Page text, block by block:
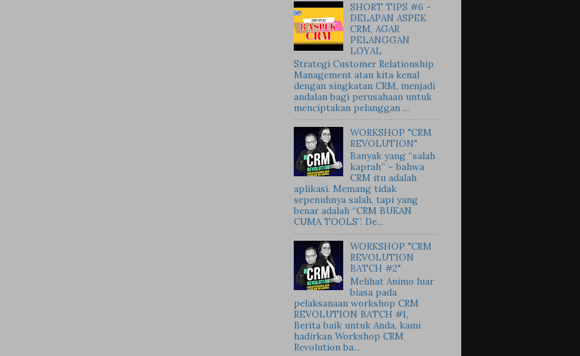
SHORT TIPS #6 -
DELAPAN ASPEK
CRM, AGAR
PELANGGAN
LOYAL
Strategi Customer Relationship
Management atau kita kenal
dengan singkatan CRM, menjadi
andalan bagi perusahaan untuk
menciptakan pelanggan ...
WORKSHOP "CRM
REVOLUTION"
Banyak yang “salah
kaprah” – bahwa
CRM itu adalah
aplikasi. Memang tidak
sepenuhnya salah, tapi yang
benar adalah “CRM BUKAN
CUMA TOOLS”. De...
WORKSHOP "CRM
REVOLUTION
BATCH #2"
Melihat Animo luar
biasa pada
pelaksanaan workshop CRM
REVOLUTION BATCH #1,
Berita baik untuk Anda, kami
hadirkan Workshop CRM
Revolution ba...